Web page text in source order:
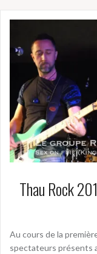
Thau Rock
Au cours de la
spectateurs présents